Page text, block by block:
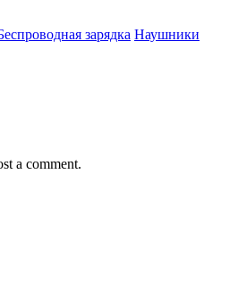
зарядка Наушники
a comment.